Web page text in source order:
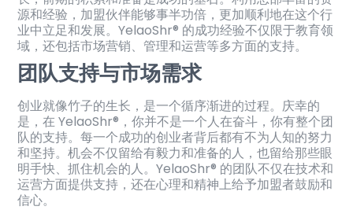
源和经验，加盟伙伴能够事半功倍，更加顺利地在这个行
业中立足和发展。YelaoShr® 的成功经验不仅限于教育领
域，还包括市场营销、管理和运营等多方面的支持。
团队支持与市场需求
创业就像竹子的生长，是一个循序渐进的过程。庆幸的
是，在 YelaoShr®，你并不是一个人在奋斗，你有整个团
队的支持。每一个成功的创业者背后都有不为人知的努力
和坚持。机会不仅留给有毅力和准备的人，也留给那些眼
明手快、抓住机会的人。YelaoShr® 的团队不仅在技术和
运营方面提供支持，还在心理和精神上给予加盟者鼓励和
信心。